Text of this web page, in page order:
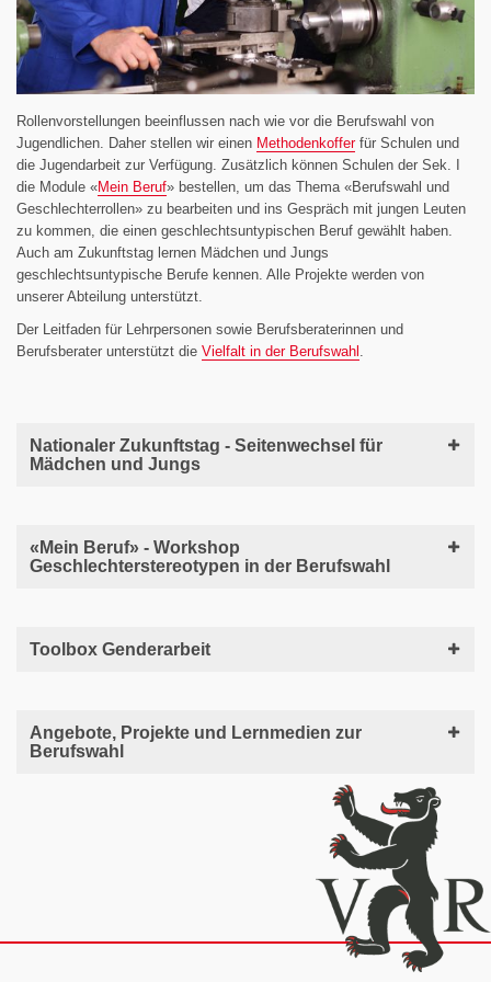
Rollenvorstellungen beeinflussen nach wie vor die Berufswahl von
Jugendlichen. Daher stellen wir einen Methodenkofferfür Schulen und
die Jugendarbeit zur Verfügung. Zusätzlich können Schulen der Sek. I
die Module «Mein Beruf» bestellen, um das Thema «Berufswahl und
Geschlechterrollen» zu bearbeiten und ins Gespräch mit jungen Leuten
zu kommen, die einen geschlechtsuntypischen Beruf gewählt haben.
Auch am Zukunftstag lernen Mädchen und Jungs
geschlechtsuntypische Berufe kennen. Alle Projekte werden von
unserer Abteilung unterstützt.
Der Leitfaden für Lehrpersonen sowie Berufsberaterinnen und
Berufsberater unterstützt die Vielfalt in der Berufswahl
Nationaler Zukunftstag - Seitenwechsel für
Mädchen und Jungs
«Mein Beruf» - Workshop
Geschlechterstereotypen in der Berufswahl
Toolbox Genderarbeit
Angebote, Projekte und Lernmedien zur
Berufswahl